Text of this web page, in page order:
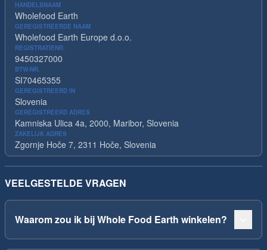
HANDELSNAAM
Wholefood Earth
GEREGISTREERDE NAAM
Wholefood Earth Europe d.o.o.
REGISTRATIENR.
9450327000
BTW-NR.
SI70465355
GEREGISTREERD IN
Slovenia
GEREGISTREERD ADRES
Kamniska Ulica 4a, 2000, Maribor, Slovenia
ZAKELIJK ADRES
Zgornje Hoče 7, 2311 Hoče, Slovenia
VEELGESTELDE VRAGEN
Waarom zou ik bij Whole Food Earth winkelen?